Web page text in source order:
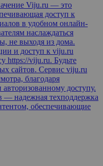
Viju.ru — это
доступ к
в удобном онлайн-
наслаждаться
не выходя из дома.
и доступ к viju.ru
https://viju.ru. Будьте
сайтов. Сервис viju.ru
благодаря
доступу.
— надежная техподдержка
обеспечивающие